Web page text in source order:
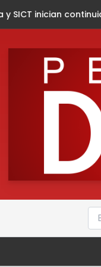
de Ruta de las